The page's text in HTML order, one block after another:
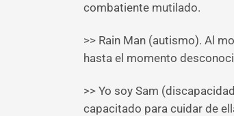
combatiente mutilado.
>> Rain Man (autismo). Al
hasta el momento
>> Yo soy Sam
capacitado para cuidar de